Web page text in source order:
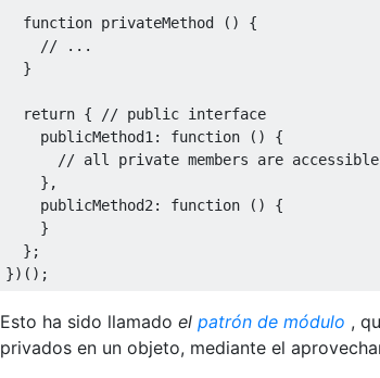
function privateMethod ()
{
// ...
}
return {
// public interface
    publicMethod1
: function ()
{
// all private members are
},
    publicMethod2
: function ()
{
}
};
})();
Esto ha sido llamado el patrón de módulo ,
privados en un objeto, mediante el